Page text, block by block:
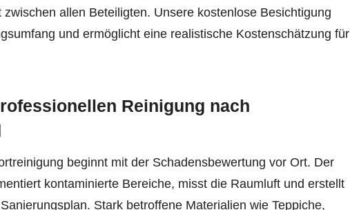
zwischen allen Beteiligten. Unsere kostenlose Besichtigung
und ermöglicht eine realistische Kostenschätzung für
Reinigung nach
beginnt mit der Schadensbewertung vor Ort. Der
kontaminierte Bereiche, misst die Raumluft und erstellt
Stark betroffene Materialien wie Teppiche,